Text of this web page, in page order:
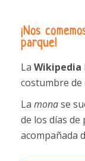
¡Nos
parque!
La Wikipedia
costumbre de
La monase
de los días de
acompañada